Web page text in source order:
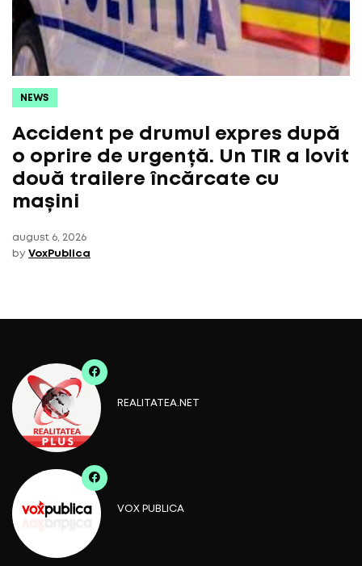
NEWS
Accident pe drumul expres după
o oprire de urgență. Un TIR a lovit
două trailere încărcate cu
mașini
august 6, 2026
by VoxPublica
REALITATEA.NET
VOX PUBLICA